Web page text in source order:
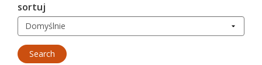
sortuj